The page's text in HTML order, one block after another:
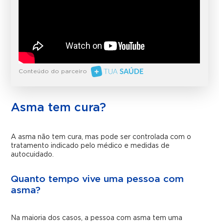
Conteúdo do parceiro
Asma tem cura?
A asma não tem cura, mas pode ser controlada com o
tratamento indicado pelo médico e medidas de
autocuidado.
Quanto tempo vive uma pessoa com
asma?
Na maioria dos casos, a pessoa com asma tem uma